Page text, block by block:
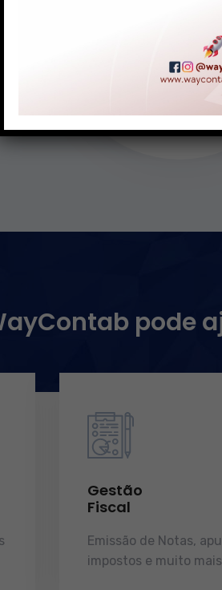
Atendimento ágil e
Porque sabemos que
são únicas
pode
Gestão
Fiscal
Emissão de Notas,
impostos e muito